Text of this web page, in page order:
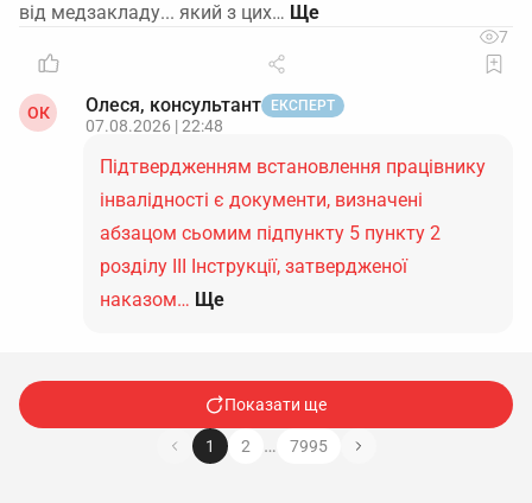
від медзакладу... який з цих…
7
ОК Олеся, консультант ЕКСПЕРТ
07.08.2026 | 22:48
Підтвердженням встановлення працівнику
інвалідності є документи, визначені
абзацом сьомим підпункту 5 пункту 2
розділу ІІІ Інструкції, затвердженої
наказом… Ще
Показати ще
1 2 … 7995